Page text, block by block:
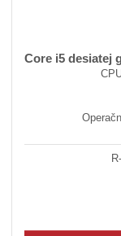
Core i5 desiatej